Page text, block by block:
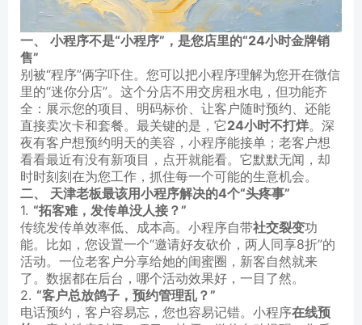
一、 小程序不是“小程序”，是您店里的“24小时金牌销
售”
别被“程序”俩字吓住。您可以把小程序理解为您开在微信
里的“迷你分店”。这个分店不用交房租水电，但功能齐
全：展示您的项目、明码标价、让客户随时预约、还能
直接卖次卡和套餐。最关键的是，它24小时不打烊。深
夜有客户想预约明天的美容，小程序能接单；老客户想
看看最近有没有新项目，点开就能看。它默默无闻，却
时时刻刻在为您工作，抓住每一个可能的生意机会。
二、 天津老板最该用小程序解决的4个“头疼事”
1. “拓客难，发传单没人接？”
传统发传单效率低、成本高。小程序自带社交裂变功
能。比如，您设置一个“邀请好友砍价，两人同享8折”的
活动。一位老客户分享给她的闺蜜圈，新客自然就来
了。数据都在后台，哪个活动效果好，一目了然。
2. “客户总放鸽子，预约管理乱？”
电话预约，客户容易忘，您也容易记错。小程序在线预